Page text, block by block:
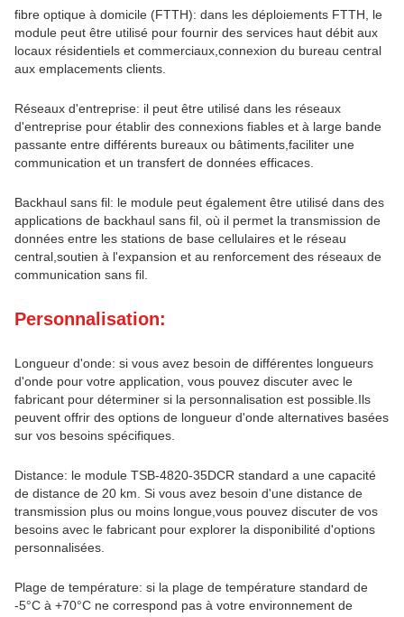
fibre optique à domicile (FTTH): dans les déploiements FTTH, le
module peut être utilisé pour fournir des services haut débit aux
locaux résidentiels et commerciaux,connexion du bureau central
aux emplacements clients.
Réseaux d'entreprise: il peut être utilisé dans les réseaux
d'entreprise pour établir des connexions fiables et à large bande
passante entre différents bureaux ou bâtiments,faciliter une
communication et un transfert de données efficaces.
Backhaul sans fil: le module peut également être utilisé dans des
applications de backhaul sans fil, où il permet la transmission de
données entre les stations de base cellulaires et le réseau
central,soutien à l'expansion et au renforcement des réseaux de
communication sans fil.
Personnalisation:
Longueur d'onde: si vous avez besoin de différentes longueurs
d'onde pour votre application, vous pouvez discuter avec le
fabricant pour déterminer si la personnalisation est possible.Ils
peuvent offrir des options de longueur d'onde alternatives basées
sur vos besoins spécifiques.
Distance: le module TSB-4820-35DCR standard a une capacité
de distance de 20 km. Si vous avez besoin d'une distance de
transmission plus ou moins longue,vous pouvez discuter de vos
besoins avec le fabricant pour explorer la disponibilité d'options
personnalisées.
Plage de température: si la plage de température standard de
-5°C à +70°C ne correspond pas à votre environnement de